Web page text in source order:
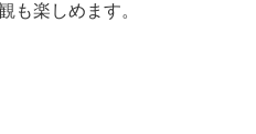
も楽しめます。